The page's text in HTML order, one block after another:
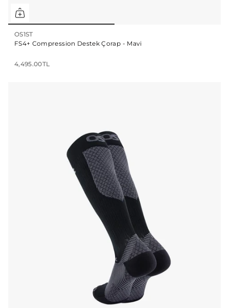
OS1ST
FS4+ Compression Destek Çorap - Mavi
4,495.00TL